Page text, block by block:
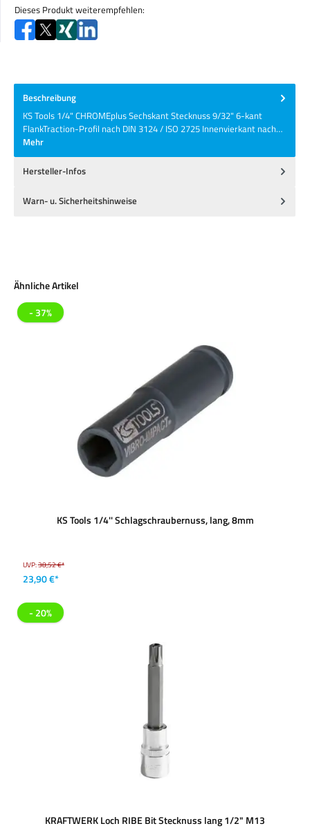
Dieses Produkt weiterempfehlen:
Beschreibung
KS Tools 1/4" CHROMEplus Sechskant Stecknuss 9/32" 6-kant
FlankTraction-Profil nach DIN 3124 / ISO 2725 Innenvierkant nach…
Mehr
Hersteller-Infos
Warn- u. Sicherheitshinweise
Produktgalerie überspringen
Ähnliche Artikel
- 37%
KS Tools 1/4'' Schlagschraubernuss, lang, 8mm
UVP:38,52 €*
23,90 €*
- 20%
KRAFTWERK Loch RIBE Bit Stecknuss lang 1/2" M13